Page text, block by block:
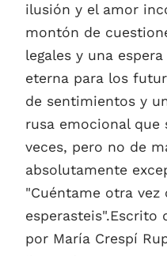
ilusión y el amor
montón de
legales y una
eterna para los
de sentimientos y
rusa emocional que
veces, pero no de
absolutamente
"Cuéntame otra vez
esperasteis".Escrito
por María Crespí